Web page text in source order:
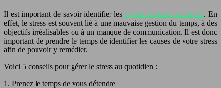
Il est important de savoir identifier les signes de stress au travail. En
effet, le stress est souvent lié à une mauvaise gestion du temps, à des
objectifs irréalisables ou à un manque de communication. Il est donc
important de prendre le temps de identifier les causes de votre stress
afin de pouvoir y remédier.
Voici 5 conseils pour gérer le stress au quotidien :
1. Prenez le temps de vous détendre